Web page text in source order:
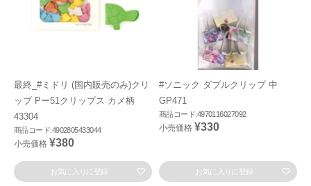
最終_#ミドリ (国内販売のみ)クリ
ップ Pー51クリップス カメ柄
43304
商品コード:4902805433044
小売価格 ¥380
お気に入りに登録
#ソニック ダブルクリップ 中
GP471
商品コード:4970116027092
小売価格 ¥330
お気に入りに登録